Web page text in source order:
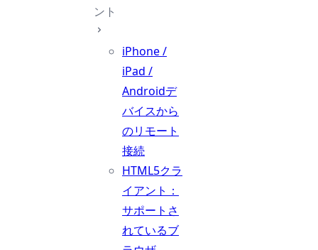
ント
iPhone /
iPad /
Androidデ
バイスから
のリモート
接続
HTML5クラ
イアント：
サポートさ
れているブ